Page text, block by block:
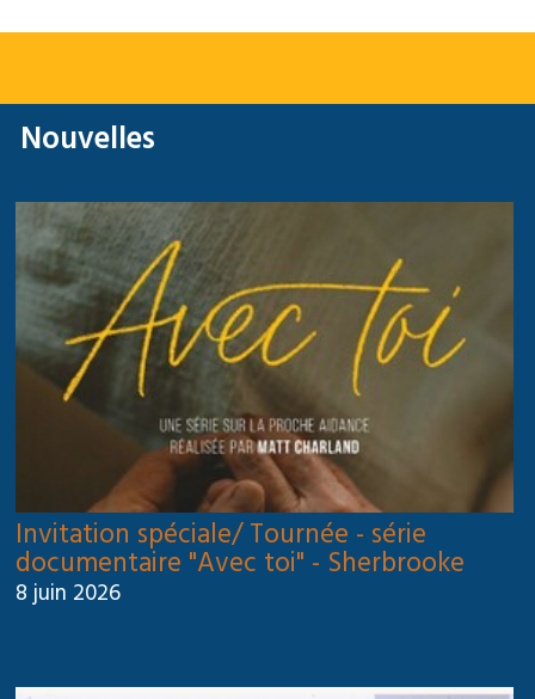
Nouvelles
Invitation spéciale/ Tournée - série
documentaire "Avec toi" - Sherbrooke
8 juin 2026